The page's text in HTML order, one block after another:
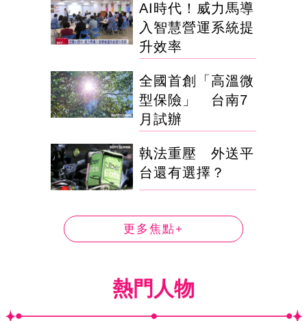
AI時代！威力馬導
入智慧營運系統提
升效率
全國首創「高溫微
型保險」 台南7
月試辦
執法重壓 外送平
台還有選擇？
更多焦點+
熱門人物